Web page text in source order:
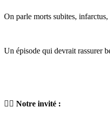
On parle morts subites,
Un épisode qui devrait rassurer
🏊‍♂️ Notre invité :